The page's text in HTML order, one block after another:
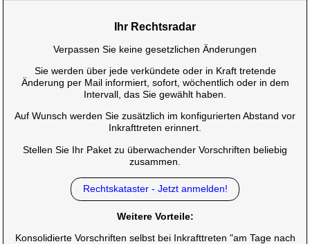
Ihr Rechtsradar
Verpassen Sie keine gesetzlichen Änderungen
Sie werden über jede verkündete oder in Kraft tretende
Änderung per Mail informiert, sofort, wöchentlich oder in dem
Intervall, das Sie gewählt haben.
Auf Wunsch werden Sie zusätzlich im konfigurierten Abstand vor
Inkrafttreten erinnert.
Stellen Sie Ihr Paket zu überwachender Vorschriften beliebig
zusammen.
Rechtskataster - Jetzt anmelden!
Weitere Vorteile:
Konsolidierte Vorschriften selbst bei Inkrafttreten "am Tage nach